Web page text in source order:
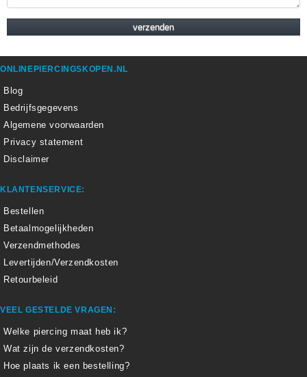
ONLINEPIERCINGSKOPEN.NL
Blog
Bedrijfsgegevens
Algemene voorwaarden
Privacy statement
Disclaimer
KLANTENSERVICE:
Bestellen
Betaalmogelijkheden
Verzendmethodes
Levertijden/Verzendkosten
Retourbeleid
VEEL GESTELDE VRAGEN:
Welke piercing maat heb ik?
Wat zijn de verzendkosten?
Hoe plaats ik een bestelling?